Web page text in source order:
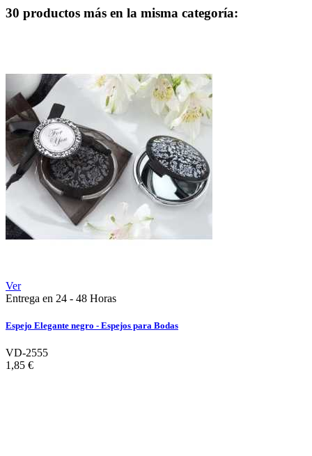
30 productos más en la misma categoría:
Ver
Entrega en 24 - 48 Horas
Espejo Elegante negro - Espejos para Bodas
VD-2555
1,85 €